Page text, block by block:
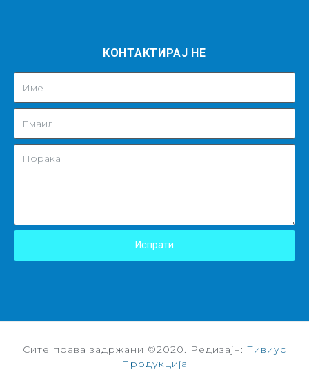
КОНТАКТИРАЈ НЕ
Испрати
Сите права задржани ©2020. Редизајн: Тивиус
Продукција